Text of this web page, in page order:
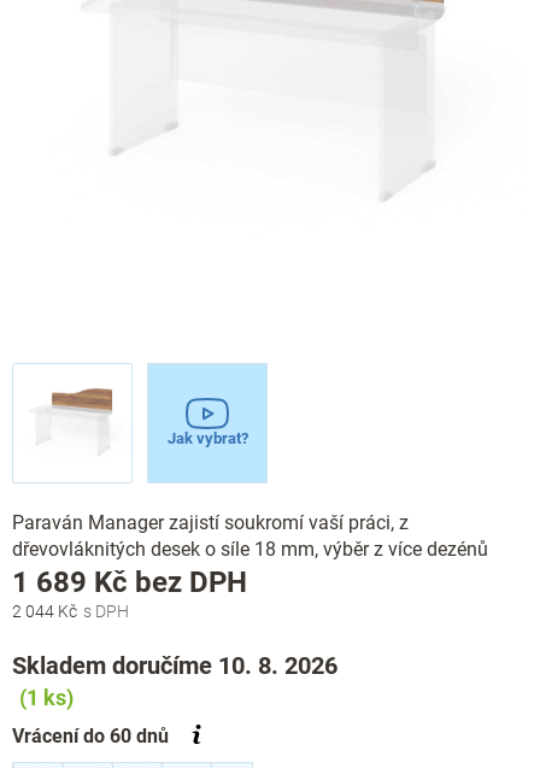
Jak vybrat?
Paraván Manager zajistí soukromí vaší práci, z
dřevovláknitých desek o síle 18 mm, výběr z více dezénů
2 044 Kč
1 689 Kč bez DPH
Skladem doručíme 10. 8. 2026
(1 ks)
Vrácení do 60 dnů